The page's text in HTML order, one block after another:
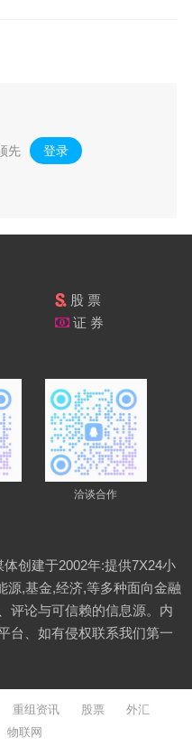
先 登录 。
股 票
证 券
洽谈合作
创建于2002年:提供7X24小
源,基金,经济,等多种面向金融
评论与可信赖的信息源。内
台、如有侵权联系我们第一
重组资讯 股票
外汇
物联网